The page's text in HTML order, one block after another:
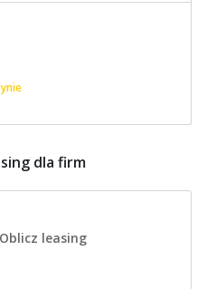
dla firm
Oblicz leasing